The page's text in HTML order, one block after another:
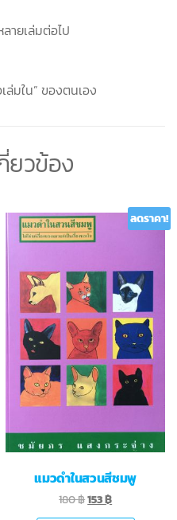
ายเล่มต่อไป
ล่มใน” ของตนเอง
ยวข้อง
ลดราคา!
แมวดำในสวนสีชมพู
180฿153฿